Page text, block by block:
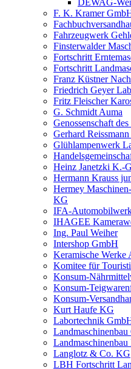
DEWAG-
F. K. Kramer
Fahrzeugwerk
Finsterwalder
Fortschritt
Fortschritt
Franz Küstner
Friedrich Geyer
Fritz Fleischer
G. Schmidt Auma
Genossenschaft
Gerhard
Glühlampenwerk
Heinz Janetzki K.-
Hermann Krauss
Hermey
KG
IFA-
IHAGEE
Ing. Paul Weiher
Intershop GmbH
Keramische
Komitee für
Konsum-
Konsum-
Konsum-
Kurt Haufe KG
Labortechnik
Langlotz & Co. KG
LBH Fortschritt